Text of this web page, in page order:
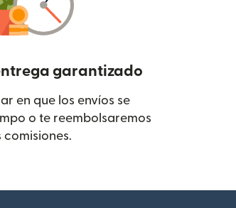
nueva)
garantizado
en que los envíos se
o te reembolsaremos
comisiones.